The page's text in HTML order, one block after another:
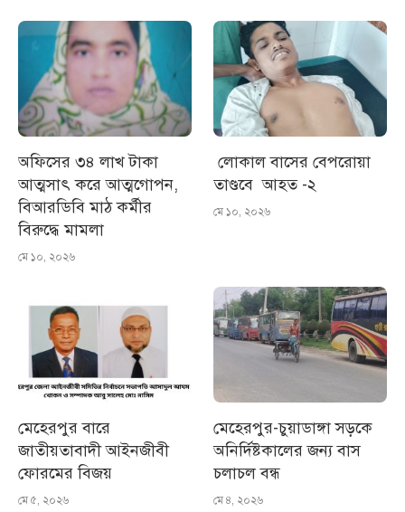
অফিসের ৩৪ লাখ টাকা
আত্মসাৎ করে আত্মগোপন,
বিআরডিবি মাঠ কর্মীর
বিরুদ্ধে মামলা
মে ১০, ২০২৬
লোকাল বাসের বেপরোয়া
তাণ্ডবে আহত -২
মে ১০, ২০২৬
মেহেরপুর বারে
জাতীয়তাবাদী আইনজীবী
ফোরমের বিজয়
মে ৫, ২০২৬
মেহেরপুর-চুয়াডাঙ্গা সড়কে
অনির্দিষ্টকালের জন্য বাস
চলাচল বন্ধ
মে ৪, ২০২৬